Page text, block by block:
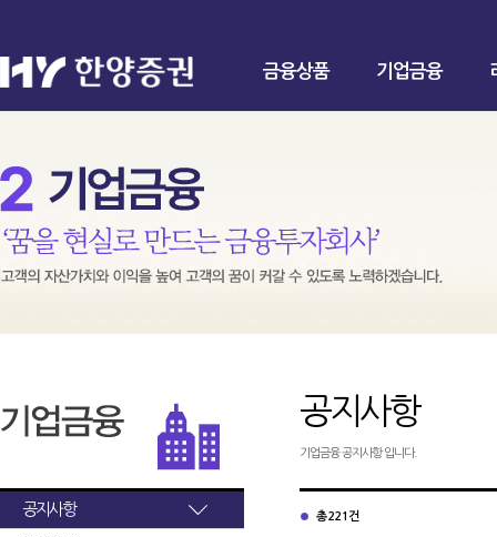
금융상품 기업금융
공지사항
공지사항
기업금융 공지사항 입니다.
총 221건